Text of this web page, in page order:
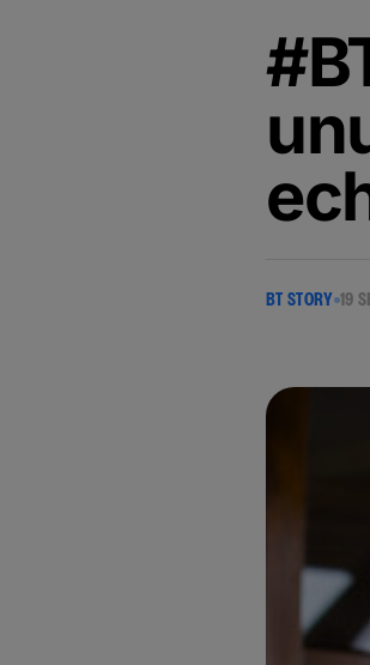
BT STORY 19